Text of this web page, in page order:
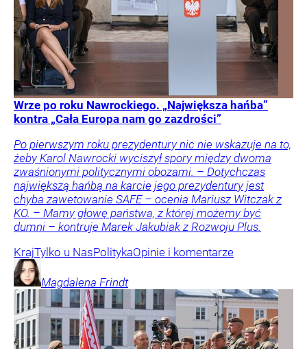
Wrze po roku Nawrockiego. „Największa hańba”
kontra „Cała Europa nam go zazdrości”
Po pierwszym roku prezydentury nic nie wskazuje na to,
żeby Karol Nawrocki wyciszył spory między dwoma
zwaśnionymi politycznymi obozami. – Dotychczas
największą hańbą na karcie jego prezydentury jest
chyba zawetowanie SAFE – ocenia Mariusz Witczak z
KO. – Mamy głowę państwa, z której możemy być
dumni – kontruje Marek Jakubiak z Rozwoju Plus.
KrajTylko u NasPolitykaOpinie i komentarze
Magdalena Frindt